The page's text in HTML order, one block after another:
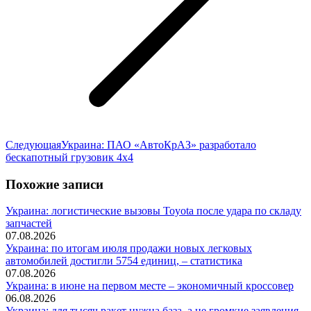
СледующаяСледующая
запись:
Украина: ПАО «АвтоКрАЗ» разработало
бескапотный грузовик 4х4
Похожие записи
Украина: логистические вызовы Toyota после удара по складу
запчастей
07.08.2026
Украина: по итогам июля продажи новых легковых
автомобилей достигли 5754 единиц, – статистика
07.08.2026
Украина: в июне на первом месте – экономичный кроссовер
06.08.2026